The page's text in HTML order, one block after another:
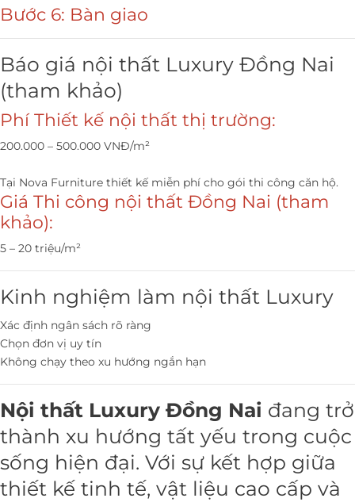
Bước 6: Bàn giao
Báo giá nội thất Luxury Đồng Nai
(tham khảo)
Phí Thiết kế nội thất thị trường:
200.000 – 500.000 VNĐ/m²
Tại Nova Furniture thiết kế miễn phí cho gói thi công căn hộ.
Giá Thi công nội thất Đồng Nai (tham
khảo):
5 – 20 triệu/m²
Kinh nghiệm làm nội thất Luxury
Xác định ngân sách rõ ràng
Chọn đơn vị uy tín
Không chạy theo xu hướng ngắn hạn
Nội thất Luxury Đồng Nai đang trở
thành xu hướng tất yếu trong cuộc
sống hiện đại. Với sự kết hợp giữa
thiết kế tinh tế, vật liệu cao cấp và